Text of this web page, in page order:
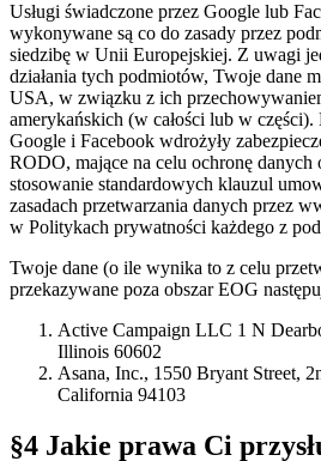
Usługi świadczone przez Google lub
wykonywane są co do zasady przez
siedzibę w Unii Europejskiej. Z uwagi
działania tych podmiotów, Twoje dane
USA, w związku z ich
amerykańskich (w całości lub w części).
Google i Facebook wdrożyły
RODO, mające na celu ochronę danych
stosowanie standardowych klauzul
zasadach przetwarzania danych przez
w Politykach prywatności każdego z
Twoje dane (o ile wynika to z celu
przekazywane poza obszar EOG
Active Campaign LLC 1 N
Illinois 60602
Asana, Inc., 1550 Bryant Street,
California 94103
§4 Jakie prawa Ci